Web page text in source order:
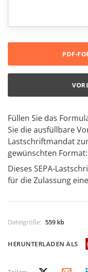
Füllen Sie das
Sie die ausfüllbare
Lastschriftmandat
gewünschten Format:
Dieses SEPA-
für die Zulassung
Dateigröße: 559 kb
HERUNTERLADEN ALS
PDF-